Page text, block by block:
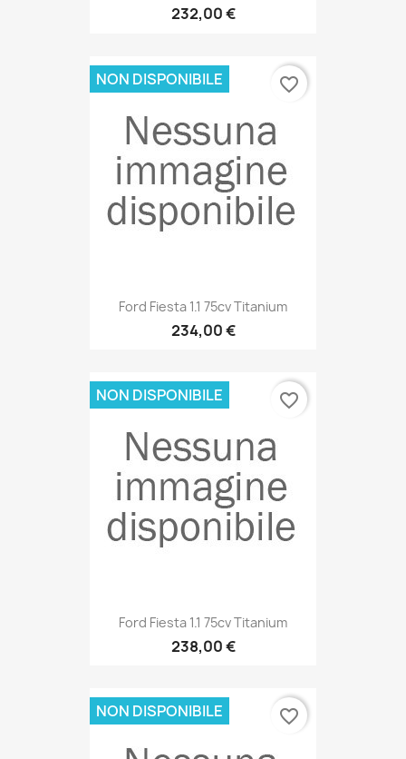
232,00 €
Ford Fiesta 1.1 75cv Titanium
234,00 €
NON DISPONIBILE favorite_border
Ford Fiesta 1.1 75cv Titanium
238,00 €
NON DISPONIBILE favorite_border
NON DISPONIBILE favorite_border